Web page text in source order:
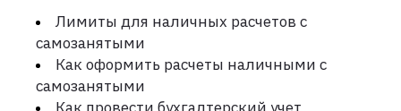
Лимиты для наличных расчетов с
самозанятыми
Как оформить расчеты наличными с
самозанятыми